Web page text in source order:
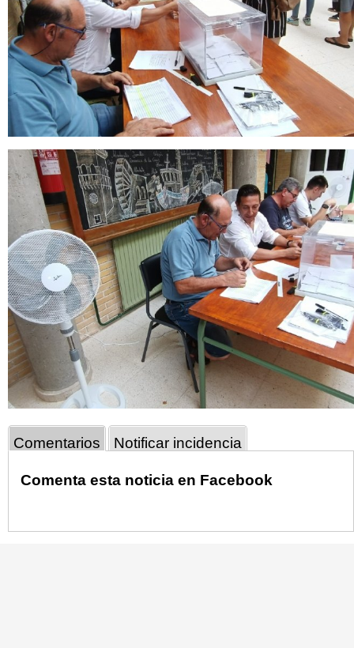
Comentarios Notificar incidencia
Comenta esta noticia en Facebook